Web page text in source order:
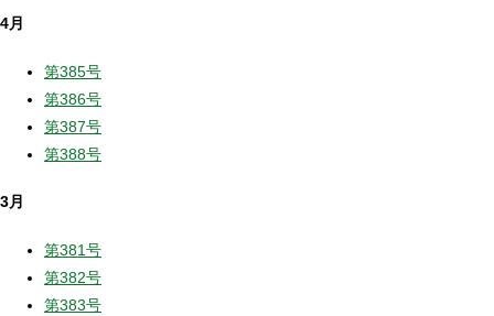
4月
第385号
第386号
第387号
第388号
3月
第381号
第382号
第383号